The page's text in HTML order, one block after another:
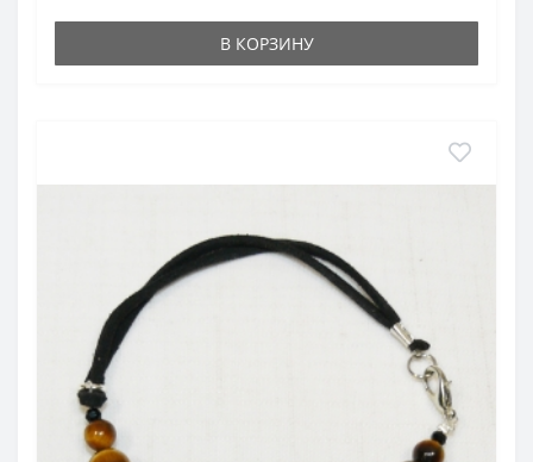
В КОРЗИНУ